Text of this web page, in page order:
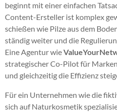
beginnt mit einer einfachen
Content-Ersteller ist komplex
schießen wie Pilze aus dem
ständig weiter und die
Eine Agentur wie
strategischer Co-Pilot für
und gleichzeitig die Effizienz
Für ein Unternehmen wie die
sich auf Naturkosmetik